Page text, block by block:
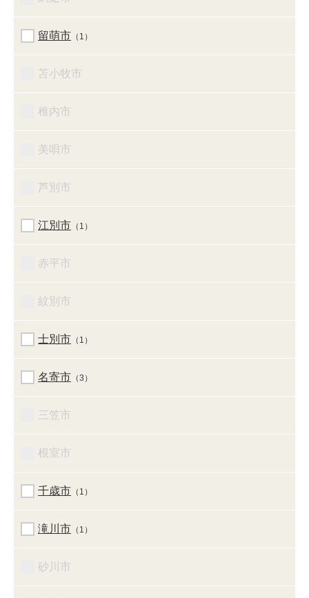
留萌市 （1）
苫小牧市
稚内市
美唄市
芦別市
江別市 （1）
赤平市
紋別市
士別市 （1）
名寄市 （3）
三笠市
根室市
千歳市 （1）
滝川市 （1）
砂川市